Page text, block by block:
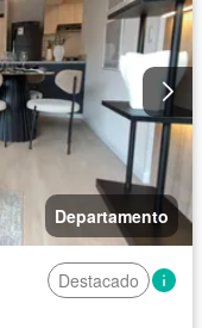
Departamento
Destacado